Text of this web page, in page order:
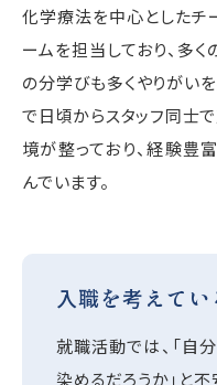
化学療法を中心としたチ
ームを担当しており、多
の分学びも多くやりがい
で日頃からスタッフ同士
境が整っており、経験豊
んでいます。
入職を考えて
就職活動では、「自
染めるだろうか」と